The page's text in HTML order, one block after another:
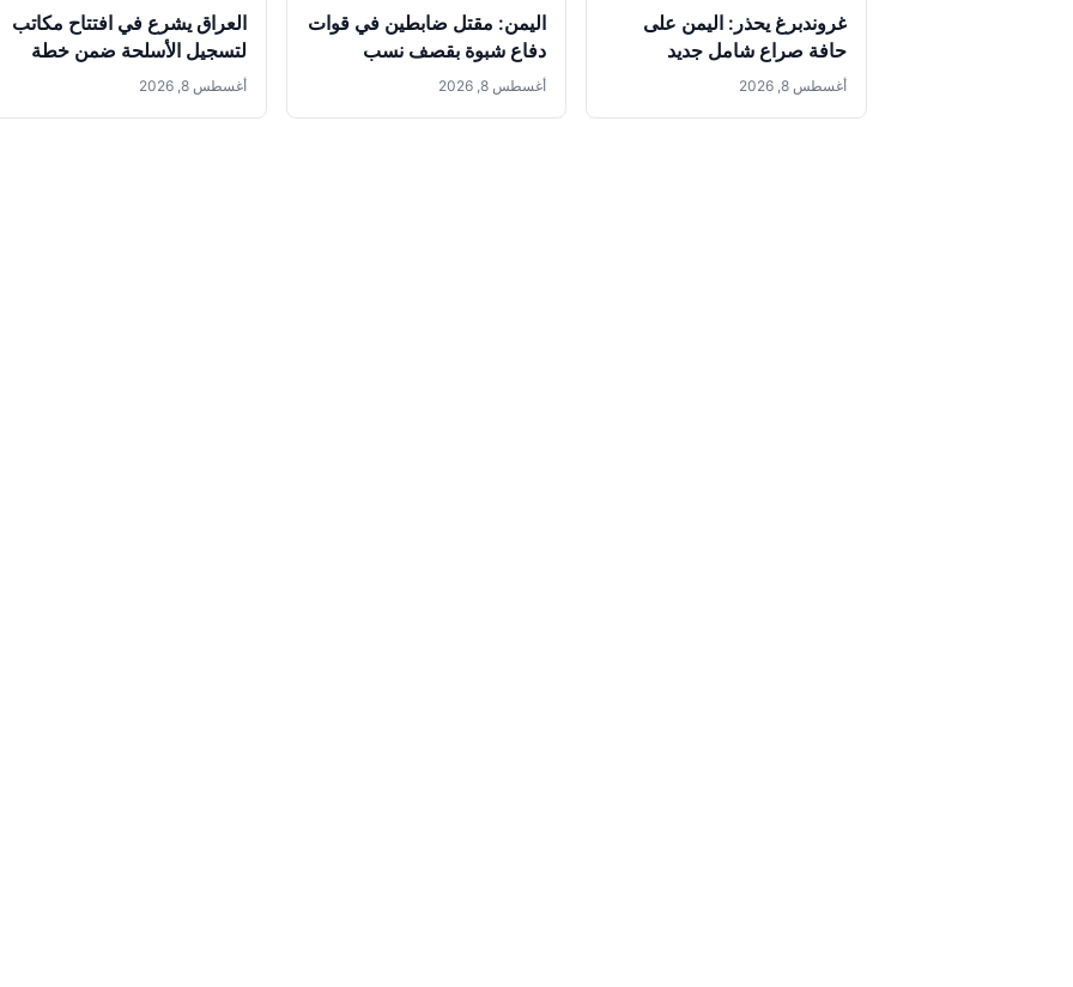
غروندبرغ يحذر: اليمن على
حافة صراع شامل جديد
أغسطس 8, 2026
اليمن: مقتل ضابطين في قوات
دفاع شبوة بقصف نسب
للحوثيين
أغسطس 8, 2026
العراق يشرع في افتتاح مكاتب
لتسجيل الأسلحة ضمن خطة
حصر السلاح بيد الدولة
أغسطس 8, 2026